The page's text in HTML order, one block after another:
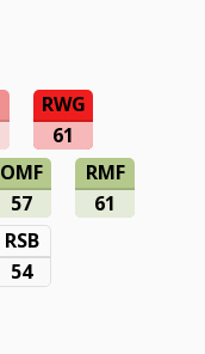
RWG
61
OMF
57
RMF
61
RSB
54